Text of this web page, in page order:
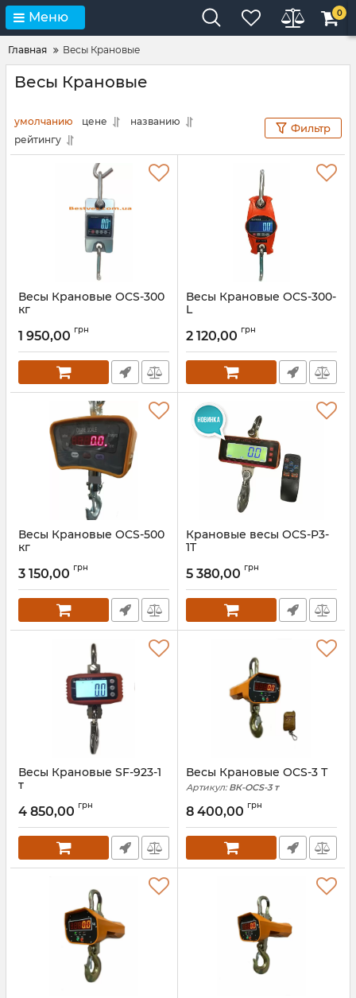
Меню 0
Главная Весы Крановые
Весы Крановые
умолчанию цене
названию
рейтингу
Фильтр
Весы Крановые OCS-300
кг
1 950,00 грн
Весы Крановые OCS-300-
L
2 120,00 грн
Весы Крановые OCS-500
кг
3 150,00 грн
Крановые весы OCS-P3-
1T
5 380,00 грн
Весы Крановые SF-923-1
т
4 850,00 грн
Весы Крановые OCS-3 Т
Артикул: ВК-OCS-3 т
8 400,00 грн